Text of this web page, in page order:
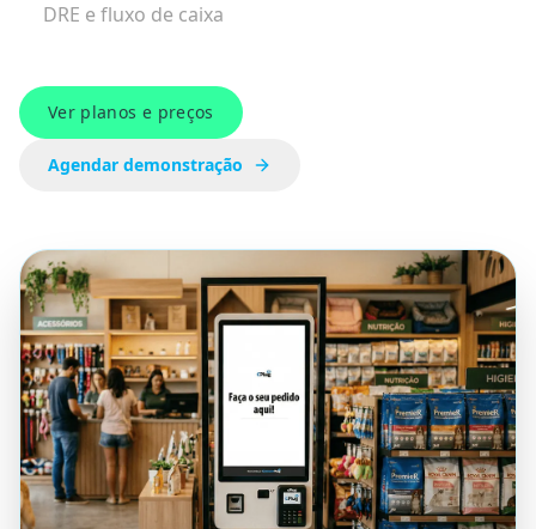
DRE e fluxo de caixa
Ver planos e preços
Agendar demonstração